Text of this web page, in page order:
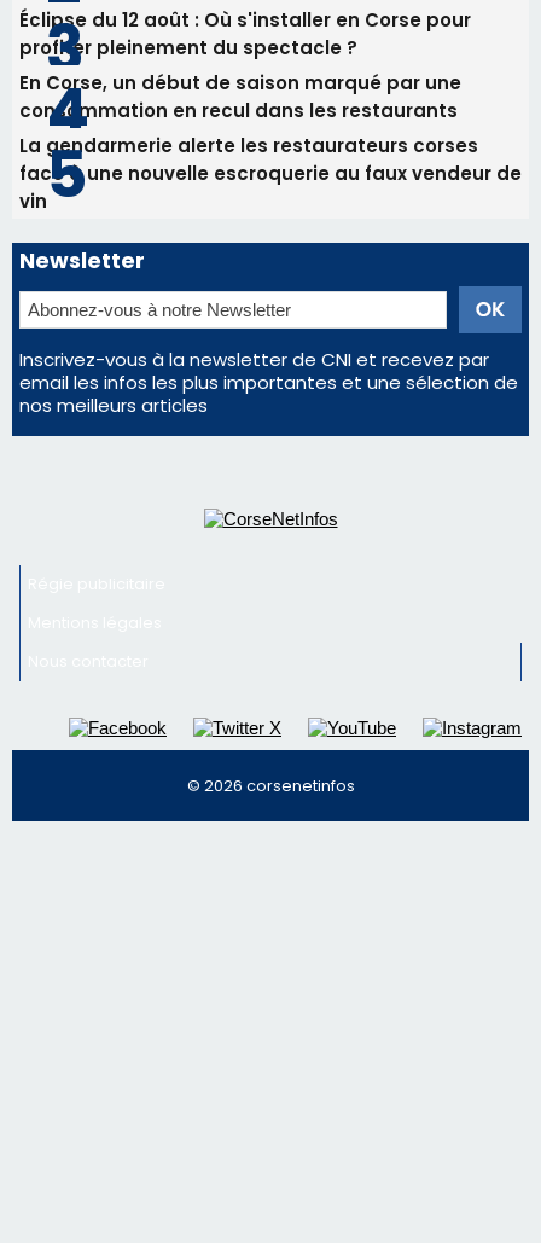
Inscrivez-vous à la newsletter de CNI et recevez par
email les infos les plus importantes et une sélection de
nos meilleurs articles
Régie publicitaire
Nous contacter
© 2026 corsenetinfos